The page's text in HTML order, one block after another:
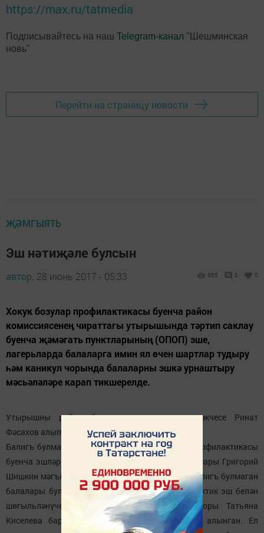
https://max.ru/tatmedia
Подписывайтесь на наш Telegram-канал "Шешминская
новь"
Перейти на страницу новости
ҖӘМГЫЯТЬ
Эш нәтиҗәле булсын
автор, 28 июнь 2017 - 05:33 685 0 0
Хокук бозулар профилактикасы буенча район
комиссиясенең чираттагы утырышында тәртип саклау
буенча җәмәгать пунктларының (ОПОП) эше,
лагерьларда балаларга имин ял өчен шартлар тудыру
һәм каникул чорында балаларны эшкә урнаштыру
мәсьәләләре карап тикшерелде.
Утырышны район башкарма комитеты җитәкчесе Ринат
Фәсахов алып барды.
Балигъ булмаганнар арасында хокук бозулар профилактикасы
буенча эшләр турында ЭЭБ начальнигы урынбасары Григорий
Шишкин мәгълүмат бирде. Хәзергесе вакытта балигъ булмаган
балалары булган уңышсыз гаиләләрдә профилактик эш белән
шөгыльләнүче белгеч - ПДН өлкән инспекторы Татьяна
Киселева бар, гаиләләр даими күзәтү астына алынган. Ел